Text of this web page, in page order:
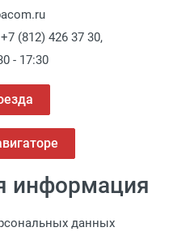
+7 (812) 426 37 30,
- 17:30
информация
данных